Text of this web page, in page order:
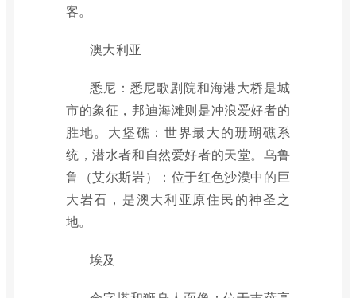
客。
澳大利亚
悉尼：悉尼歌剧院和海港大桥是城
市的象征，邦迪海滩则是冲浪爱好者的
胜地。大堡礁：世界最大的珊瑚礁系
统，潜水者和自然爱好者的天堂。乌鲁
鲁（艾尔斯岩）：位于红色沙漠中的巨
大岩石，是澳大利亚原住民的神圣之
地。
埃及